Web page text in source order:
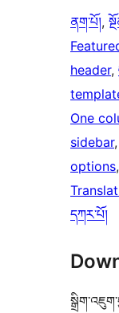
ནག་པོ།,
header,
One
sidebar,
options,
དཀར་པོ།